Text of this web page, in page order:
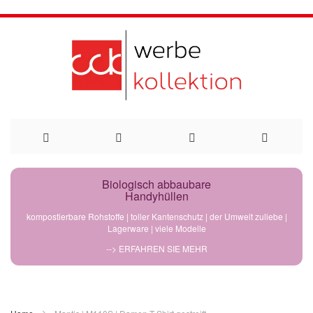
Direkt
Biologisch abbaubare
Handyhüllen
kompostierbare Rohstoffe | toller Kantenschutz | der Umwelt zuliebe |
Lagerware | viele Modelle
--> ERFAHREN SIE MEHR